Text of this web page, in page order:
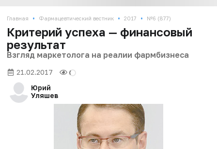
Главная • Фармацевтический вестник • 2017 • №6 (877)
Критерий успеха — финансовый
результат
Взгляд маркетолога на реалии фармбизнеса
21.02.2017
Юрий
Уляшев